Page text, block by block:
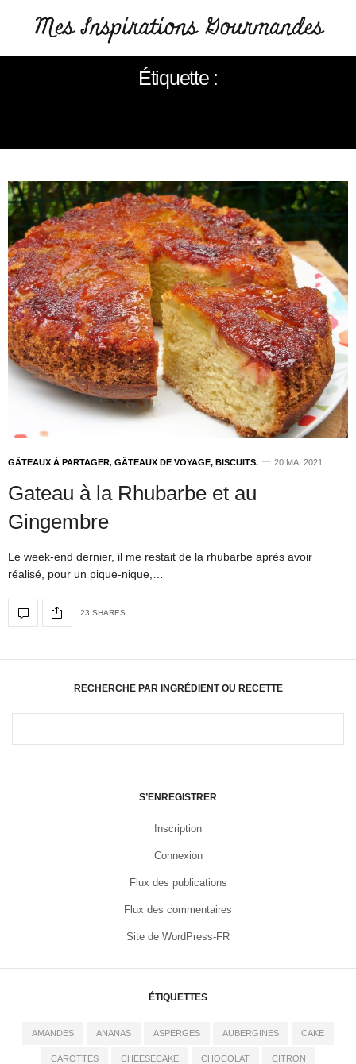
Étiquette :
GÂTEAUX À PARTAGER, GÂTEAUX DE VOYAGE, BISCUITS. 20 MAI 2021
Gateau à la Rhubarbe et au
Gingembre
Le week-end dernier, il me restait de la rhubarbe après avoir
réalisé, pour un pique-nique,…
23 SHARES
RECHERCHE PAR INGRÉDIENT OU RECETTE
S’ENREGISTRER
Inscription
Connexion
Flux des publications
Flux des commentaires
Site de WordPress-FR
ÉTIQUETTES
AMANDES ANANAS ASPERGES AUBERGINES CAKE
CAROTTES CHEESECAKE CHOCOLAT CITRON